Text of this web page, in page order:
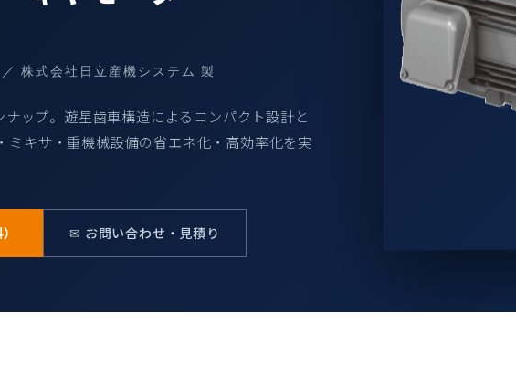
株式会社日立産機システム 製
ップ。遊星歯車構造によるコンパクト設計と
ミキサ・重機械設備の省エネ化・高効率化を実
✉ お問い合わせ・見積り